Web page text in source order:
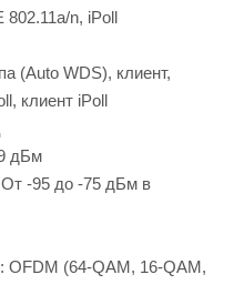
n, iPoll
(Auto WDS), клиент,
клиент iPoll
дБм
-95 до -75 дБм в
(64-QAM, 16-QAM,